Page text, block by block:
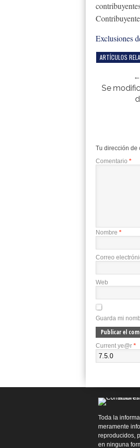
Exclusiones
ARTÍCULOS
Se
Tu dirección de
Comentario *
Nombre *
Correo
Web
Guarda mi
Current ye@r *
Toda la
meramente
reproducidos,
en ninguna